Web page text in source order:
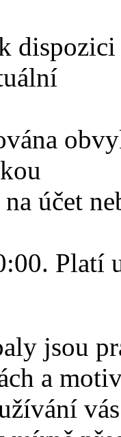
účet
Platí
jsou
a